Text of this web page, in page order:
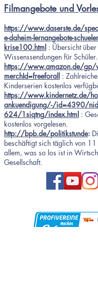
Filmangebote und
https://www.daserste.de/
e-daheim-lernangebote-
krise100.html : Übersicht
Wissenssendungen für Schüler.
https://www.amazon.de/gp/
merchId=freeforall :
Kinderserien kostenlos
https://www.kindernetz.de/
ankuendigung/-/id=4390/
624/1siqtng/index.html :
kostenlos vorgelesen.
http://bpb.de/politikstunde:
beschäftigt sich täglich von
allem, was so los ist in
Gesellschaft.